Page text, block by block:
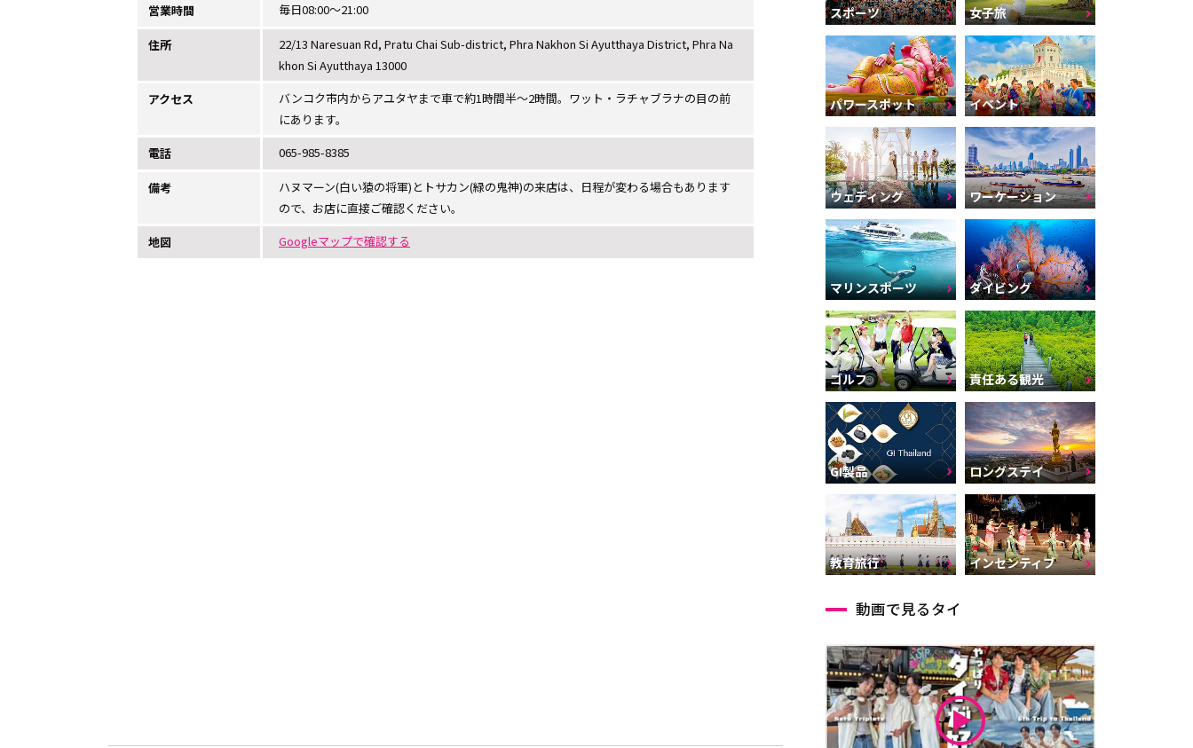
営業時間 毎日08:00～21:00
住所
22/13 Naresuan Rd, Pratu Chai Sub-district, Phra Nakhon Si Ayutthaya District, Phra Na
khon Si Ayutthaya 13000
アクセス
バンコク市内からアユタヤまで車で約1時間半～2時間。ワット・ラチャブラナの目の前
にあります。
電話
065-985-8385
備考
ハヌマーン(白い猿の将軍)とトサカン(緑の鬼神)の来店は、日程が変わる場合もあります
ので、お店に直接ご確認ください。
地図
Googleマップで確認する
スポーツ 女子旅
パワースポット イベント
ウェディング ワーケーション
マリンスポーツ ダイビング
ゴルフ 責任ある観光
GI製品 ロングステイ
教育旅行 インセンティブ
動画で見るタイ